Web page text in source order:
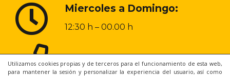
Utilizamos cookies propias y de terceros para el funcionamiento de esta web,
para mantener la sesión y personalizar la experiencia del usuario, así como
Miercoles a Domingo:
12:30 h – 00.00 h
968 20 48 31